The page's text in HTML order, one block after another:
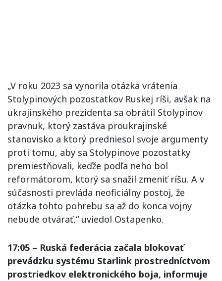
„V roku 2023 sa vynorila otázka vrátenia
Stolypinových pozostatkov Ruskej ríši, avšak na
ukrajinského prezidenta sa obrátil Stolypinov
pravnuk, ktorý zastáva proukrajinské
stanovisko a ktorý predniesol svoje argumenty
proti tomu, aby sa Stolypinove pozostatky
premiestňovali, keďže podľa neho bol
reformátorom, ktorý sa snažil zmeniť ríšu. A v
súčasnosti prevláda neoficiálny postoj, že
otázka tohto pohrebu sa až do konca vojny
nebude otvárať,“ uviedol Ostapenko.
17:05 – Ruská federácia začala blokovať
prevádzku systému Starlink prostredníctvom
prostriedkov elektronického boja, informuje